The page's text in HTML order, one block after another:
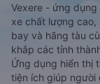
Vexere - ứng
xe chất lượng
bay và hãng tàu
khắp các tỉnh
Ứng dụng hiển thị
tiện ích giúp người